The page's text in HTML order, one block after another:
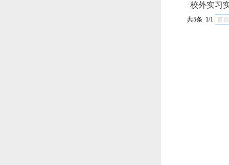
· 校外实习
共5条 1/1 首页